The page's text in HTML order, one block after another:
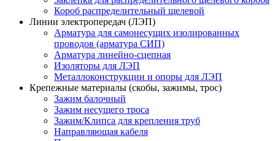
Короб распределительный щелевой
Линии электропередач (ЛЭП)
Арматура для самонесущих изолированных
проводов (арматура СИП)
Арматура линейно-сцепная
Изоляторы для ЛЭП
Металлоконструкции и опоры для ЛЭП
Крепежные материалы (скобы, зажимы, трос)
Зажим балочный
Зажим несущего троса
Зажим/Клипса для крепления труб
Направляющая кабеля